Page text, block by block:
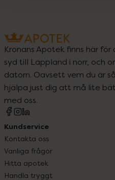
Kronans Apotek finns här för
syd till Lappland i norr, och
datorn. Oavsett vem du är
hjälpa just dig att må lite
med oss.
Kundservice
Kontakta oss
Vanliga frågor
Hitta apotek
Handla tryggt